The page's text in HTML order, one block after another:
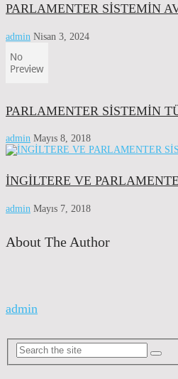
PARLAMENTER SİSTEMİN
admin Nisan 3, 2024
PARLAMENTER SİSTEMİN
admin Mayıs 8, 2018
İNGİLTERE VE
admin Mayıs 7, 2018
About The Author
admin